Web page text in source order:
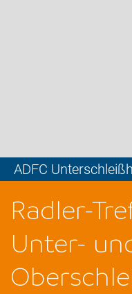
ADFC
Radler-
Unter-